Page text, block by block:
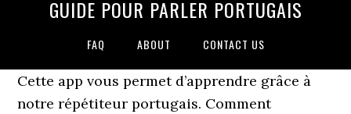
GUIDE POUR PARLER PORTUGAIS
FAQ ABOUT CONTACT US
Cette app vous permet d’apprendre grâce à
notre répétiteur portugais. Comment